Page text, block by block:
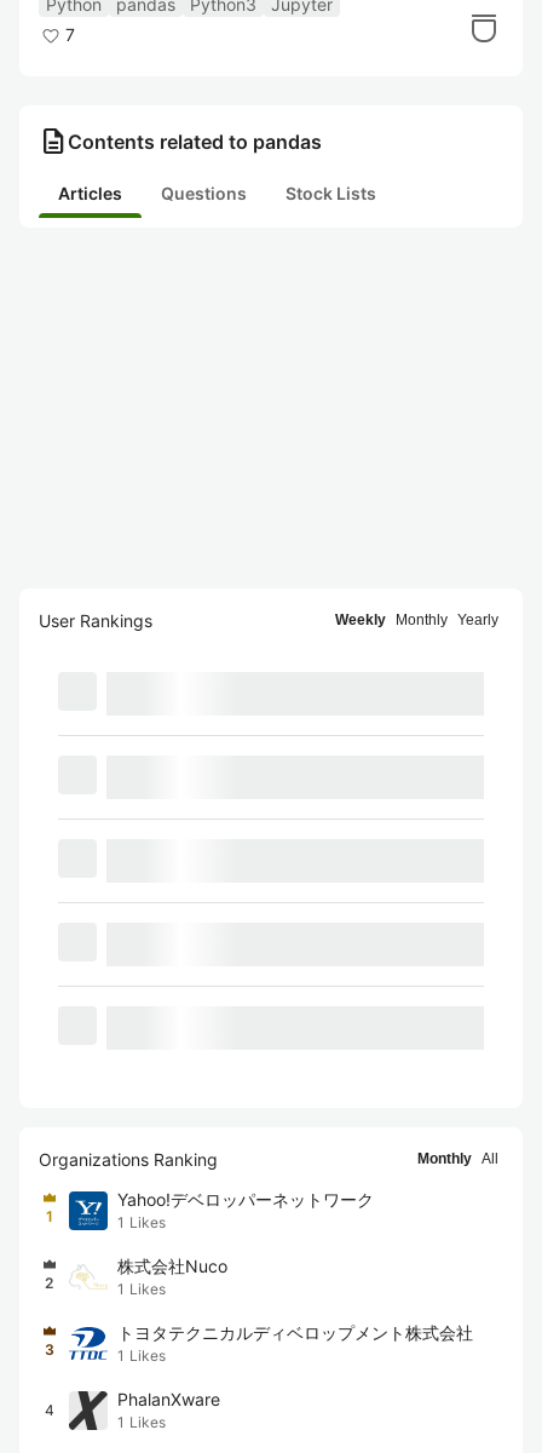
NumPy
Python pandas Python3
Jupyter
7
description Contents related to pandas
Articles Questions Stock Lists
User Rankings Weekly Monthly Yearly
Organizations Ranking Monthly All
1
Yahoo!デベロッパーネットワーク
1 Likes
2
株式会社Nuco
1 Likes
3
トヨタテクニカルディベロップメント株式会社
1 Likes
4
PhalanXware
1 Likes